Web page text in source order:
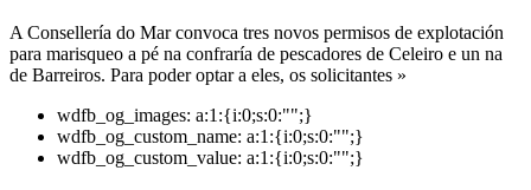
A Consellería do Mar convoca tres novos permisos de explotación
para marisqueo a pé na confraría de pescadores de Celeiro e un na
de Barreiros. Para poder optar a eles, os solicitantes »
wdfb_og_images: a:1:{i:0;s:0:"";}
wdfb_og_custom_name: a:1:{i:0;s:0:"";}
wdfb_og_custom_value: a:1:{i:0;s:0:"";}